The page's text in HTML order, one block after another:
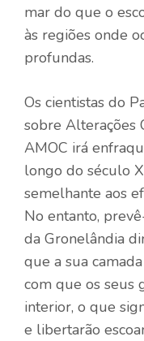
mar do que o
às regiões onde
profundas.
Os cientistas do
sobre Alterações
AMOC irá
longo do século
semelhante aos
No entanto,
da Gronelândia
que a sua
com que os seus
interior, o que
e libertarão